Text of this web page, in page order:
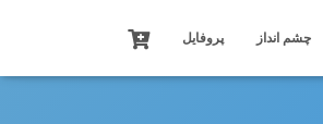
چشم انداز پروفایل